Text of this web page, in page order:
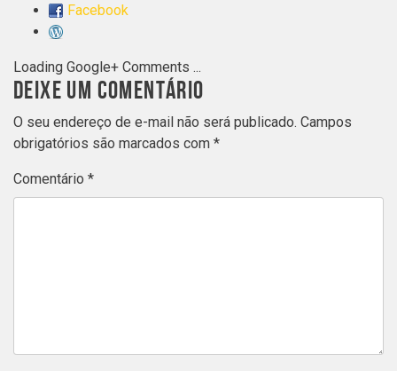
Facebook
Loading Google+ Comments ...
DEIXE UM COMENTÁRIO
O seu endereço de e-mail não será publicado. Campos
obrigatórios são marcados com *
Comentário *